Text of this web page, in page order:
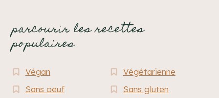
parcourir les recettes
populaires
Végan
Végétarienne
Sans oeuf
Sans gluten